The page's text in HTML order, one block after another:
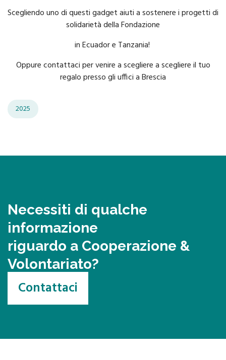
Scegliendo uno di questi gadget aiuti a sostenere i progetti di
solidarietà della Fondazione
in Ecuador e Tanzania!
Oppure contattaci per venire a scegliere a scegliere il tuo
regalo presso gli uffici a Brescia
2025
Necessiti di qualche
informazione
riguardo a Cooperazione &
Volontariato?
Contattaci